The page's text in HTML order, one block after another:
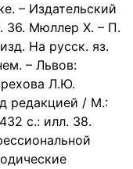
– Издательский
36. Мюллер Х. – П.
На русск. яз.
– Львов:
Л.Ю.
редакцией / М.:
с.: илл. 38.